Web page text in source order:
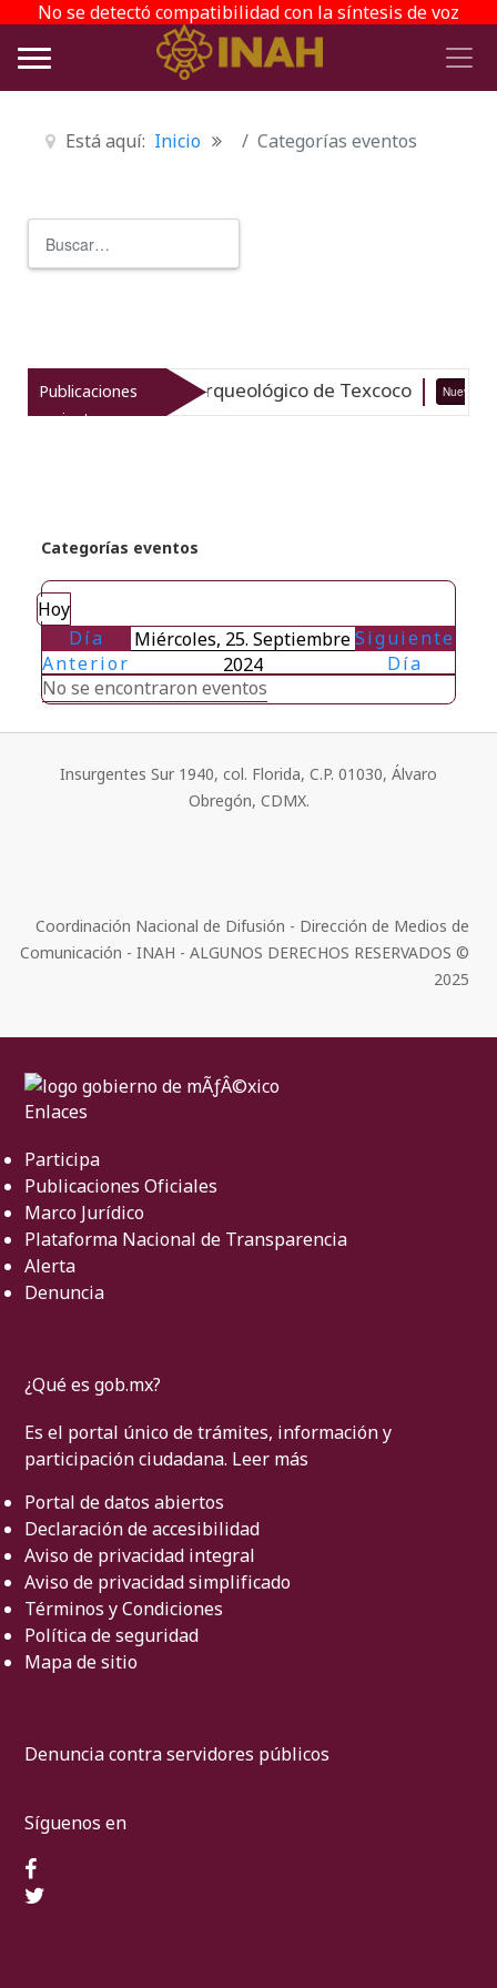
No se detectó compatibilidad con la síntesis de voz
Está aquí: Inicio Categorías eventos
Publicaciones
recientes
el patrimonio arqueológico de Texcoco Nuevo
Categorías eventos
Hoy
Día
Anterior
Miércoles, 25. Septiembre
2024
Siguiente
Día
No se encontraron eventos
Insurgentes Sur 1940, col. Florida, C.P. 01030, Álvaro
Obregón, CDMX.
Coordinación Nacional de Difusión - Dirección de Medios de
Comunicación - INAH - ALGUNOS DERECHOS RESERVADOS ©
2025
Enlaces
Participa
Publicaciones Oficiales
Marco Jurídico
Plataforma Nacional de Transparencia
Alerta
Denuncia
¿Qué es gob.mx?
Es el portal único de trámites, información y
participación ciudadana. Leer más
Portal de datos abiertos
Declaración de accesibilidad
Aviso de privacidad integral
Aviso de privacidad simplificado
Términos y Condiciones
Política de seguridad
Mapa de sitio
Denuncia contra servidores públicos
Síguenos en